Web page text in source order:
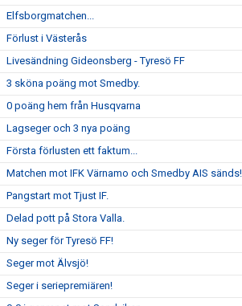
Elfsborgmatchen...
Förlust i Västerås
Livesändning Gideonsberg - Tyresö FF
3 sköna poäng mot Smedby.
0 poäng hem från Husqvarna
Lagseger och 3 nya poäng
Första förlusten ett faktum...
Matchen mot IFK Värnamo och Smedby AIS sänds!
Pangstart mot Tjust IF.
Delad pott på Stora Valla.
Ny seger för Tyresö FF!
Seger mot Älvsjö!
Seger i seriepremiären!